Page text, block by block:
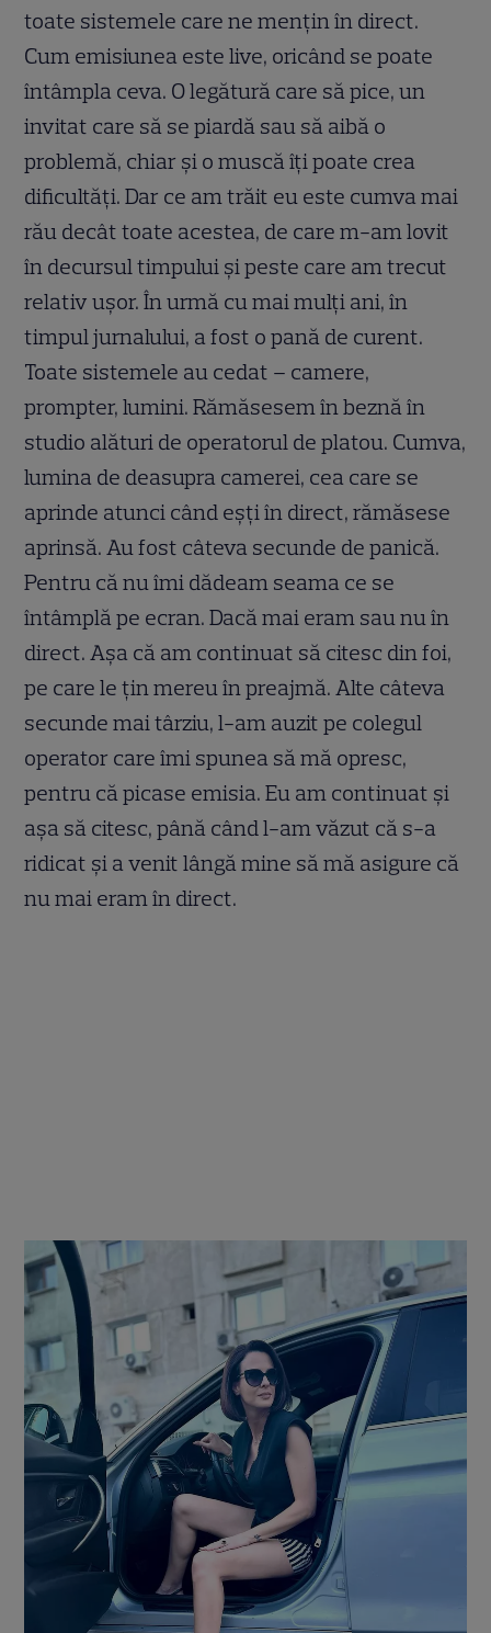
toate sistemele care ne mențin în direct.
Cum emisiunea este live, oricând se poate
întâmpla ceva. O legătură care să pice, un
invitat care să se piardă sau să aibă o
problemă, chiar și o muscă îți poate crea
dificultăți. Dar ce am trăit eu este cumva mai
rău decât toate acestea, de care m-am lovit
în decursul timpului și peste care am trecut
relativ ușor. În urmă cu mai mulți ani, în
timpul jurnalului, a fost o pană de curent.
Toate sistemele au cedat – camere,
prompter, lumini. Rămăsesem în beznă în
studio alături de operatorul de platou. Cumva,
lumina de deasupra camerei, cea care se
aprinde atunci când eșți în direct, rămăsese
aprinsă. Au fost câteva secunde de panică.
Pentru că nu îmi dădeam seama ce se
întâmplă pe ecran. Dacă mai eram sau nu în
direct. Așa că am continuat să citesc din foi,
pe care le țin mereu în preajmă. Alte câteva
secunde mai târziu, l-am auzit pe colegul
operator care îmi spunea să mă opresc,
pentru că picase emisia. Eu am continuat și
așa să citesc, până când l-am văzut că s-a
ridicat și a venit lângă mine să mă asigure că
nu mai eram în direct.